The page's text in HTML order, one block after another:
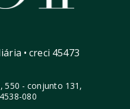
• creci 45473
550 - conjunto 131,
080